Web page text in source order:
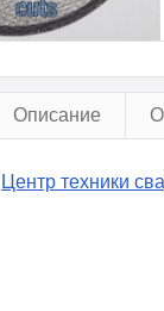
Описание
Центр техники